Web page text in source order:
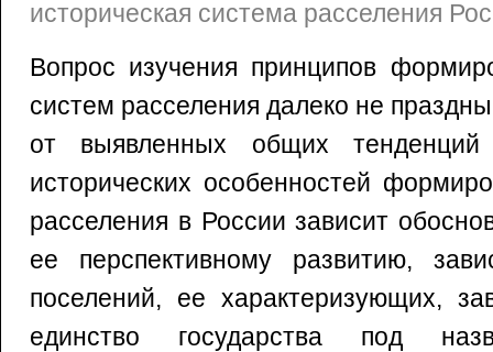
историческая система расселения
Вопрос изучения принципов
систем расселения далеко не
от выявленных общих
исторических особенностей
расселения в России зависит
ее перспективному развитию,
поселений, ее характеризующих,
единство государства под